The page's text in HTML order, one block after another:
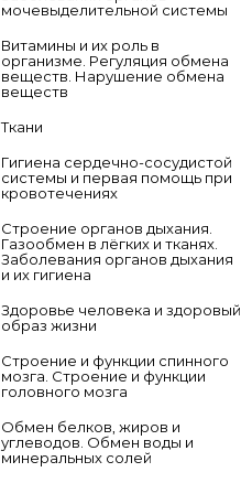
мочевыделительной системы
Витамины и их роль в
организме. Регуляция обмена
веществ. Нарушение обмена
веществ
Ткани
Гигиена сердечно-сосудистой
системы и первая помощь при
кровотечениях
Строение органов дыхания.
Газообмен в лёгких и тканях.
Заболевания органов дыхания
и их гигиена
Здоровье человека и здоровый
образ жизни
Строение и функции спинного
мозга. Строение и функции
головного мозга
Обмен белков, жиров и
углеводов. Обмен воды и
минеральных солей